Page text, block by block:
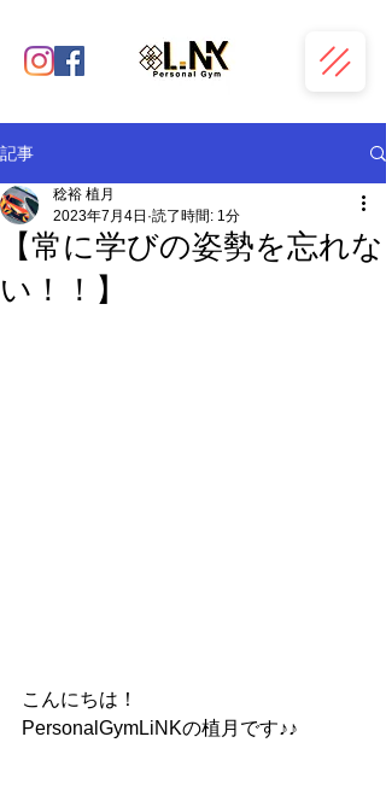
記事
【常に学びの姿勢を忘れな
い！！】
稔裕 植月
2023年7月4日 読了時間: 1分
こんにちは！
PersonalGymLiNKの植月です♪♪